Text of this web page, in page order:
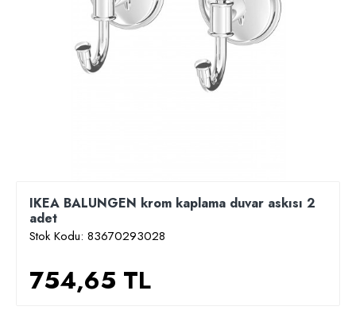
IKEA BALUNGEN krom kaplama duvar askısı 2
adet
Stok Kodu: 83670293028
754,65 TL